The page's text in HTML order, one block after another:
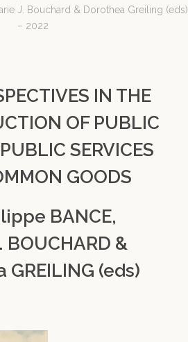
J. Bouchard & Dorothea Greiling (eds)
– 2022
IN THE
OF PUBLIC
SERVICES
GOODS
BANCE,
BOUCHARD &
GREILING (eds)